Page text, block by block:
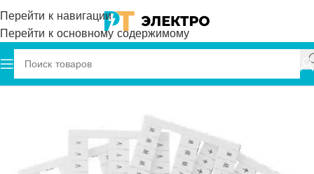
Перейти к навигации
Перейти к основному содержимому
Главная Onka Маркировка